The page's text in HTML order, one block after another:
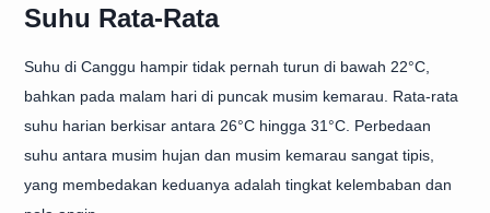
Suhu Rata-Rata
Suhu di Canggu hampir tidak pernah turun di bawah 22°C,
bahkan pada malam hari di puncak musim kemarau. Rata-rata
suhu harian berkisar antara 26°C hingga 31°C. Perbedaan
suhu antara musim hujan dan musim kemarau sangat tipis,
yang membedakan keduanya adalah tingkat kelembaban dan